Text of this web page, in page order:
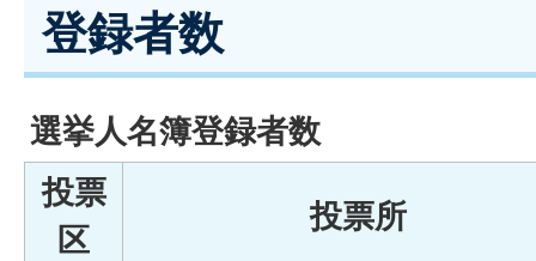
登録者数
選挙人名簿登録者数
投票
区
投票所